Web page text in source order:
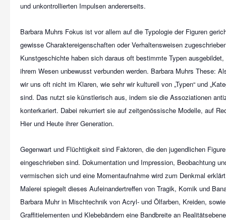
und unkontrollierten Impulsen andererseits.
Barbara Muhrs Fokus ist vor allem auf die Typologie der Figuren
gewisse Charaktereigenschaften oder Verhaltensweisen
Kunstgeschichte haben sich daraus oft bestimmte Typen
ihrem Wesen unbewusst verbunden werden. Barbara Muhrs These:
wir uns oft nicht im Klaren, wie sehr wir kulturell von „Typen“ und
sind. Das nutzt sie künstlerisch aus, indem sie die Assoziationen
konterkariert. Dabei rekurriert sie auf zeitgenössische Modelle, auf
Hier und Heute ihrer Generation.
Gegenwart und Flüchtigkeit sind Faktoren, die den jugendlichen
eingeschrieben sind. Dokumentation und Impression, Beobachtung
vermischen sich und eine Momentaufnahme wird zum Denkmal
Malerei spiegelt dieses Aufeinandertreffen von Tragik, Komik und
Barbara Muhr in Mischtechnik von Acryl- und Ölfarben, Kreiden,
Graffitielementen und Klebebändern eine Bandbreite an